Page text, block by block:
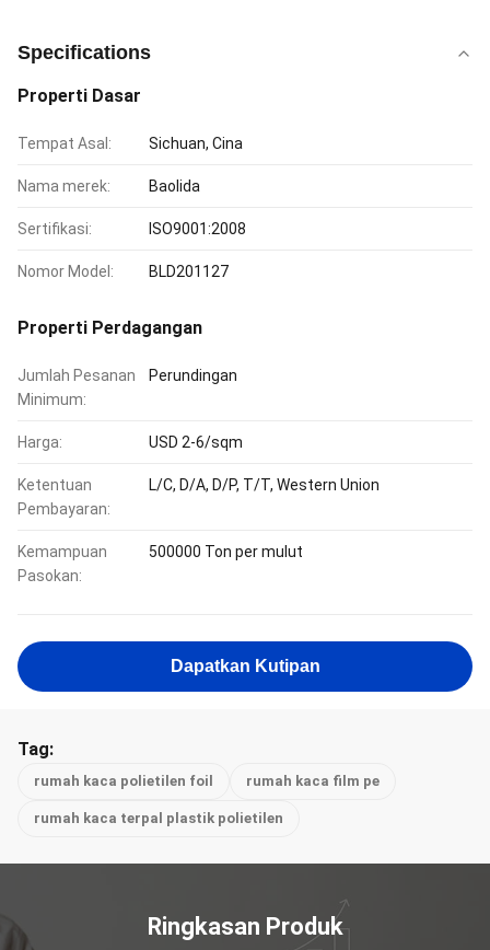
Specifications
Properti Dasar
Tempat Asal: Sichuan, Cina
Nama merek: Baolida
Sertifikasi: ISO9001:2008
Nomor Model: BLD201127
Properti Perdagangan
Jumlah Pesanan
Minimum:
Perundingan
Harga: USD 2-6/sqm
Ketentuan
Pembayaran:
L/C, D/A, D/P, T/T, Western Union
Kemampuan
Pasokan:
500000 Ton per mulut
Dapatkan Kutipan
Tag:
rumah kaca polietilen foil rumah kaca film pe
rumah kaca terpal plastik polietilen
Ringkasan Produk